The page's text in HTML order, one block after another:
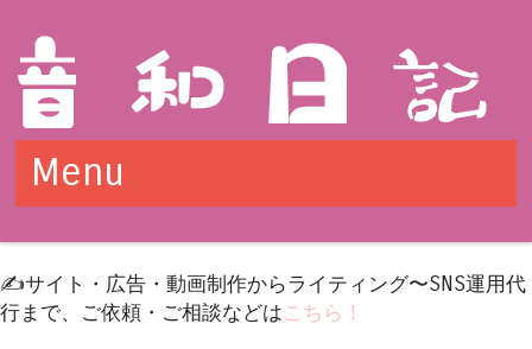
Menu
✍️サイト・広告・動画制作からライティング〜SNS運用代
行まで、ご依頼・ご相談などはこちら！